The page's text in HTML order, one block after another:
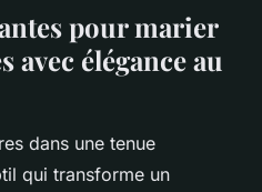
pour marier
avec élégance au
dans une tenue
qui transforme un